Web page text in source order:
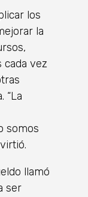
los
la
cada vez
“La
somos
llamó
ser